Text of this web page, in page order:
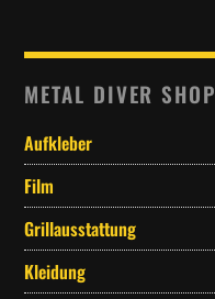
METAL DIVER SHOP
Aufkleber
Film
Grillausstattung
Kleidung